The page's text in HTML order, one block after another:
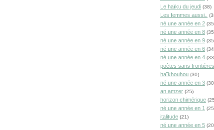
Le haïku du jeudi (38)
Les femmes aussi..
né une année en 2
né une année en 8
né une année en 9
né une année en 6
né une année en 4
poètes sans frontières
haïkhouhou (30)
né une année en 3
an amzer (25)
horizon chimérique
né une année en 1
italitude (21)
né une année en 5